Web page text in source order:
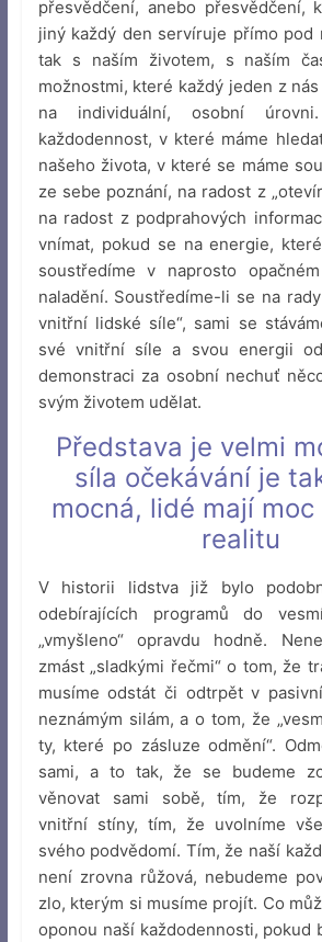
přesvědčení, anebo přesvědčení,
jiný každý den servíruje přímo pod
tak s naším životem, s naším
možnostmi, které každý jeden z
na individuální, osobní
každodennost, v které máme
našeho života, v které se máme
ze sebe poznání, na radost z
na radost z podprahových
vnímat, pokud se na energie,
soustředíme v naprosto
naladění. Soustředíme-li se na
vnitřní lidské síle“, sami se
své vnitřní síle a svou energii
demonstraci za osobní nechuť
svým životem udělat.
Představa je velmi
síla očekávání je
mocná, lidé mají
realitu
V historii lidstva již bylo
odebírajících programů do
„vmyšleno“ opravdu hodně.
zmást „sladkými řečmi“ o tom, že
musíme odstát či odtrpět v
neznámým silám, a o tom, že
ty, které po zásluze odmění“.
sami, a to tak, že se budeme
věnovat sami sobě, tím, že
vnitřní stíny, tím, že uvolníme
svého podvědomí. Tím, že naší
není zrovna růžová, nebudeme
zlo, kterým si musíme projít. Co
oponou naší každodennosti, pokud